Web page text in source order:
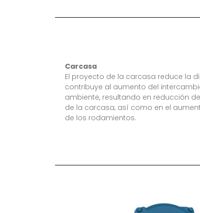
Carcasa
El proyecto de la carcasa reduce la
contribuye al aumento del
ambiente, resultando en reducción
de la carcasa, así como en el
de los rodamientos.